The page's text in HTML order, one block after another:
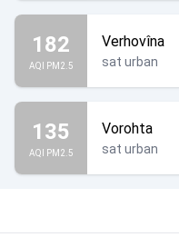
182
AQI PM2.5
Verhovîna
sat urban
135
AQI PM2.5
Vorohta
sat urban